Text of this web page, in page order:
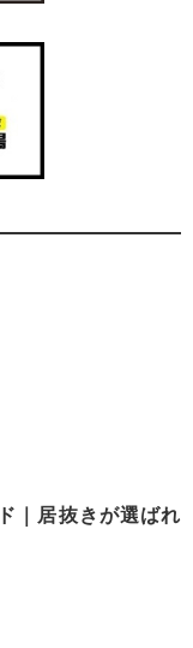
｜居抜きが選ばれ